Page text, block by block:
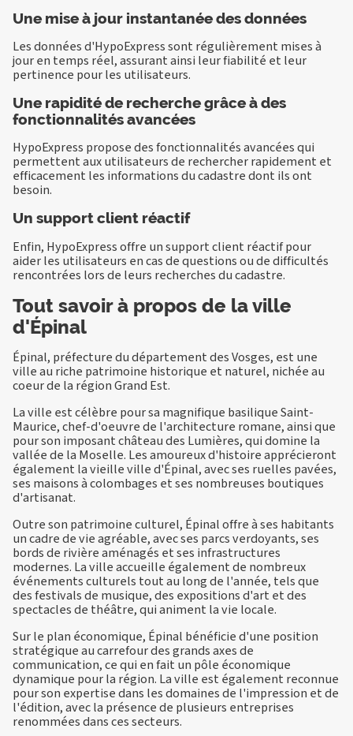
Une mise à jour instantanée des données
Les données d'HypoExpress sont régulièrement mises à
jour en temps réel, assurant ainsi leur fiabilité et leur
pertinence pour les utilisateurs.
Une rapidité de recherche grâce à des
fonctionnalités avancées
HypoExpress propose des fonctionnalités avancées qui
permettent aux utilisateurs de rechercher rapidement et
efficacement les informations du cadastre dont ils ont
besoin.
Un support client réactif
Enfin, HypoExpress offre un support client réactif pour
aider les utilisateurs en cas de questions ou de difficultés
rencontrées lors de leurs recherches du cadastre.
Tout savoir à propos de la ville
d'Épinal
Épinal, préfecture du département des Vosges, est une
ville au riche patrimoine historique et naturel, nichée au
coeur de la région Grand Est.
La ville est célèbre pour sa magnifique basilique Saint-
Maurice, chef-d'oeuvre de l'architecture romane, ainsi que
pour son imposant château des Lumières, qui domine la
vallée de la Moselle. Les amoureux d'histoire apprécieront
également la vieille ville d'Épinal, avec ses ruelles pavées,
ses maisons à colombages et ses nombreuses boutiques
d'artisanat.
Outre son patrimoine culturel, Épinal offre à ses habitants
un cadre de vie agréable, avec ses parcs verdoyants, ses
bords de rivière aménagés et ses infrastructures
modernes. La ville accueille également de nombreux
événements culturels tout au long de l'année, tels que
des festivals de musique, des expositions d'art et des
spectacles de théâtre, qui animent la vie locale.
Sur le plan économique, Épinal bénéficie d'une position
stratégique au carrefour des grands axes de
communication, ce qui en fait un pôle économique
dynamique pour la région. La ville est également reconnue
pour son expertise dans les domaines de l'impression et de
l'édition, avec la présence de plusieurs entreprises
renommées dans ces secteurs.